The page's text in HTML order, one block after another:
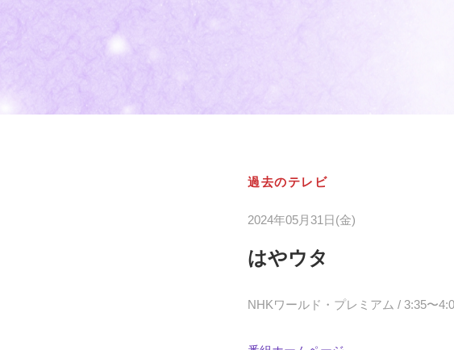
過去のテレビ
2024年05月31日(金)
はやウタ
NHKワールド・プレミアム / 3:35〜